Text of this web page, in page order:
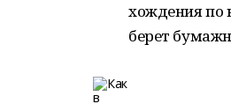
хождения по
берет